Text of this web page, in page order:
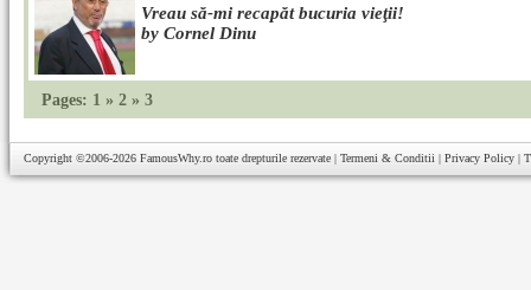
Vreau să-mi recapăt bucuria vieţii!
by Cornel Dinu
Pages: 1 » 2 » 3
Copyright ©2006-2026 FamousWhy.ro toate drepturile rezervate | Termeni & Conditii | Privacy Policy |